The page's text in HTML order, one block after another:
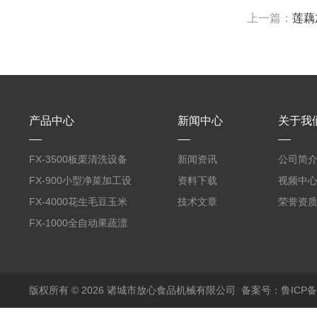
上一篇：莲
产品中心
FX-3500板栗清洗设备
全自动气泡清洗机
FX-900小型净菜加工设
备野菜清洗机
FX-4000花生毛豆玉米
蒸煮漂烫机
FX-1000全自动果蔬漂
新闻中心
新闻资讯
资料下载
技术文章
关于我
公司简介
视频中心
荣誉资质
版权所有 © 2026 诸城市放心食品机械有限公司 备案号：鲁ICP